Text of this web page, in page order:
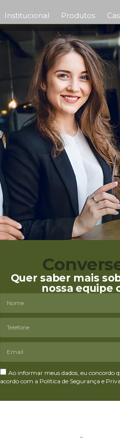
Institucional Produtos
Quer saber mais
nossa equipe
Ao informar meus dados, eu concordo
acordo com a Política de Segurança e